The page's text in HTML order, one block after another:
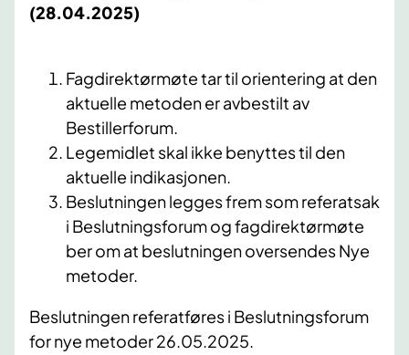
(28.04.2025)
Fagdirektørmøte tar til orientering at den
aktuelle metoden er avbestilt av
Bestillerforum.
Legemidlet skal ikke benyttes til den
aktuelle indikasjonen.
Beslutningen legges frem som referatsak
i Beslutningsforum og fagdirektørmøte
ber om at beslutningen oversendes Nye
metoder.
Beslutningen referatføres i Beslutningsforum
for nye metoder 26.05.2025.